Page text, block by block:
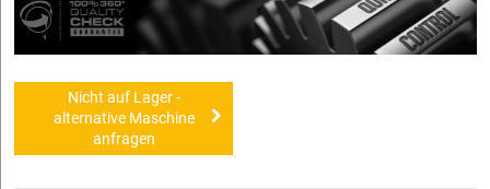
Nicht auf Lager -
alternative Maschine
anfragen